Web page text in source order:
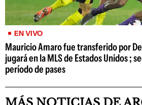
EN VIVO
Mauricio Amaro fue transferido por
jugará en la MLS de Estados Unidos ;
período de pases